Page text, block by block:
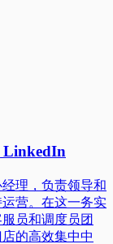
LinkedIn
理，负责领导和
营。在这一务实
员和调度员团
的高效集中中